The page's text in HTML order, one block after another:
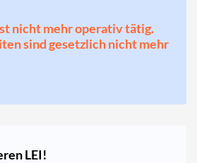
nicht mehr operativ tätig.
sind gesetzlich nicht mehr
LEI!